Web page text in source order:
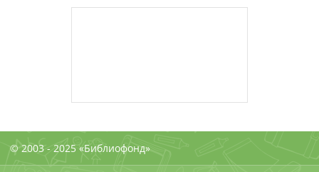
© 2003 - 2025 «Библиофонд»